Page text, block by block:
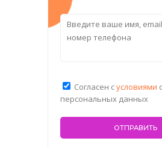
Согласен сусловиями
персональных данных